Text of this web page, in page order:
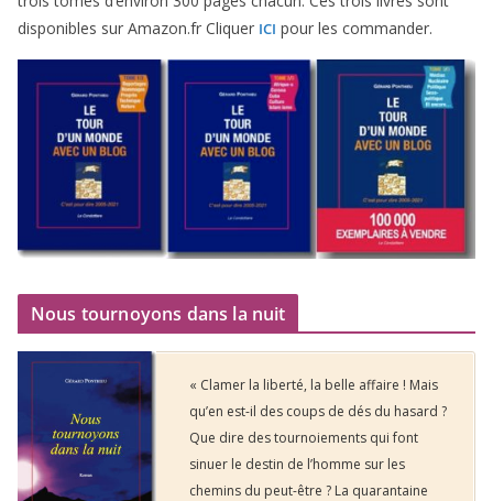
dis­po­nibles sur Amazon​.fr Cliquer ICI pour les commander.
Nous tournoyons dans la nuit
« Clamer la liberté, la belle affaire ! Mais
qu’en est-il des coups de dés du hasard ?
Que dire des tournoiements qui font
sinuer le destin de l’homme sur les
chemins du peut-être ? La quarantaine